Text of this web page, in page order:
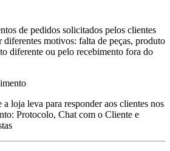
de pedidos solicitados pelos clientes
diferentes motivos: falta de peças, produto
diferente ou pelo recebimento fora do
loja leva para responder aos clientes nos
Protocolo, Chat com o Cliente e